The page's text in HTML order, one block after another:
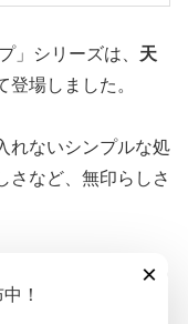
」シリーズは、 天
登場しました。
れないシンプルな処
さなど、無印らしさ
ソップに似ている
。
×
！